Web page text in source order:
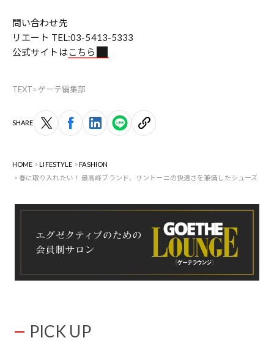
問い合わせ先
リエート TEL:03-5413-5333
公式サイトはこちら
TEXT=ゲーテ編集部
SHARE
HOME LIFESTYLE
FASHION
春に取り入れたい！ 最高峰ブランド、サントーニの快適さを兼備したシューズ
PICK UP